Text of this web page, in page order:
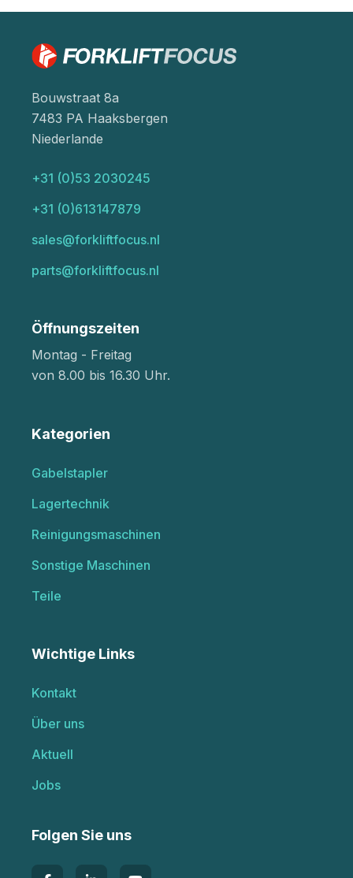
Bouwstraat 8a
7483 PA Haaksbergen
Niederlande
+31 (0)53 2030245
+31 (0)613147879
sales@forkliftfocus.nl
parts@forkliftfocus.nl
Öffnungszeiten
Montag - Freitag
von 8.00 bis 16.30 Uhr.
Kategorien
Gabelstapler
Lagertechnik
Reinigungsmaschinen
Sonstige Maschinen
Teile
Wichtige Links
Kontakt
Über uns
Aktuell
Jobs
Folgen Sie uns